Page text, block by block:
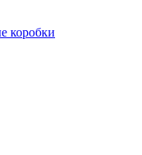
коробки